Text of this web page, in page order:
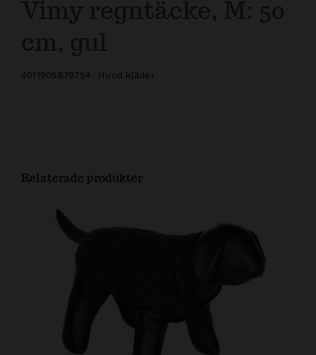
Vimy regntäcke, M: 50
cm, gul
4011905679754 Hund kläder
Relaterade produkter